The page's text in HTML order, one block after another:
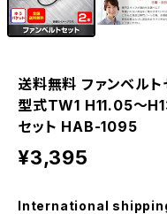
送料無料 ファンベル
型式TW1 H11.05～
セット HAB-1095
¥3,395
International